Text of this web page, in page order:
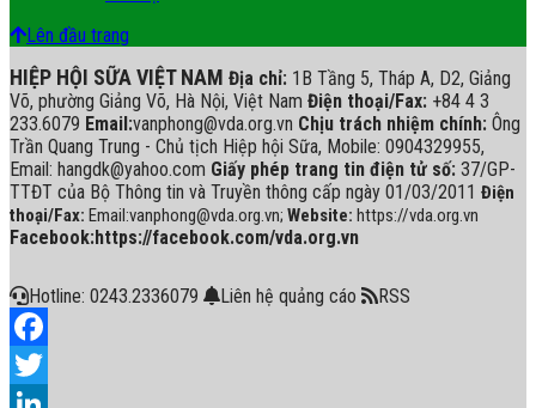
Lên đầu trang
HIỆP HỘI SỮA VIỆT NAM Địa chỉ: 1B Tầng 5, Tháp A, D2, Giảng
Võ, phường Giảng Võ, Hà Nội, Việt Nam Điện thoại/Fax: +84 4 3
233.6079 Email:vanphong@vda.org.vn Chịu trách nhiệm chính: Ông
Trần Quang Trung - Chủ tịch Hiệp hội Sữa, Mobile: 0904329955,
Email: hangdk@yahoo.com Giấy phép trang tin điện tử số: 37/GP-
TTĐT của Bộ Thông tin và Truyền thông cấp ngày 01/03/2011 Điện
thoại/Fax: Email:vanphong@vda.org.vn; Website: https://vda.org.vn
Facebook:https://facebook.com/vda.org.vn
Hotline: 0243.2336079 Liên hệ quảng cáo RSS
Facebook
Twitter